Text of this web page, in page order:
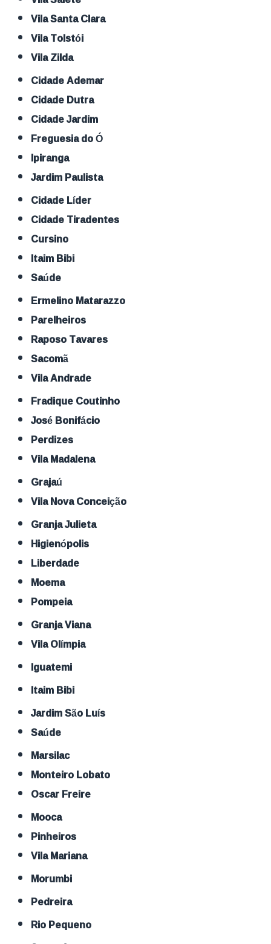
Vila Santa Clara
Vila Tolstói
Vila Zilda
Cidade Ademar
Cidade Dutra
Cidade Jardim
Freguesia do Ó
Ipiranga
Jardim Paulista
Cidade Líder
Cidade Tiradentes
Cursino
Itaim Bibi
Saúde
Ermelino Matarazzo
Parelheiros
Raposo Tavares
Sacomã
Vila Andrade
Fradique Coutinho
José Bonifácio
Perdizes
Vila Madalena
Grajaú
Vila Nova Conceição
Granja Julieta
Higienópolis
Liberdade
Moema
Pompeia
Granja Viana
Vila Olímpia
Iguatemi
Itaim Bibi
Jardim São Luís
Saúde
Marsilac
Monteiro Lobato
Oscar Freire
Mooca
Pinheiros
Vila Mariana
Morumbi
Pedreira
Rio Pequeno